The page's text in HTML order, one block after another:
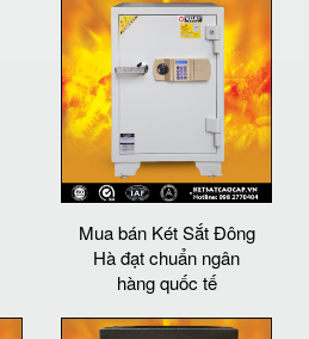
Mua bán Két Sắt Đông
Hà đạt chuẩn ngân
hàng quốc tế